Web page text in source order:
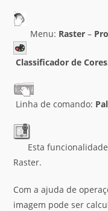
Menu: Raster –
Classificador de
Linha de comando:
Esta funcionalidade
Raster.
Com a ajuda de
imagem pode ser